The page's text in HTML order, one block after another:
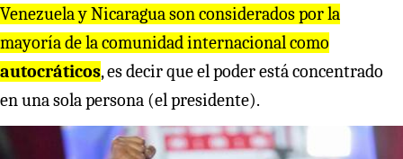
Venezuela y Nicaragua son considerados por la
mayoría de la comunidad internacional como
autocráticos, es decir que el poder está concentrado
en una sola persona (el presidente).